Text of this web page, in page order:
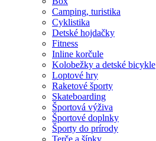
Camping, turistika
Cyklistika
Detské hojdačky
Fitness
Inline korčule
Kolobežky a detské bicykle
Loptové hry
Raketové športy
Skateboarding
Športová výživa
Športové doplnky
Športy do prírody
Terče a šípky